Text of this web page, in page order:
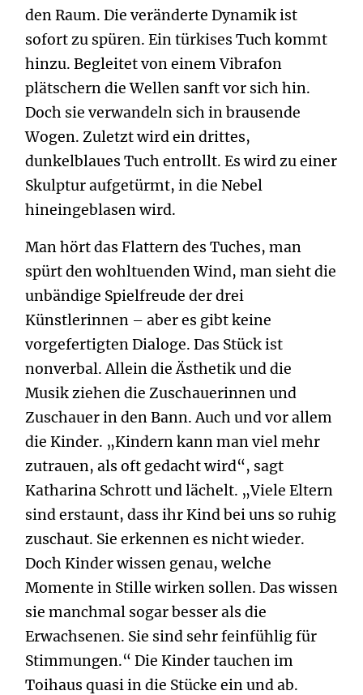
den Raum. Die veränderte Dynamik ist
sofort zu spüren. Ein türkises Tuch kommt
hinzu. Begleitet von einem Vibrafon
plätschern die Wellen sanft vor sich hin.
Doch sie verwandeln sich in brausende
Wogen. Zuletzt wird ein drittes,
dunkelblaues Tuch entrollt. Es wird zu einer
Skulptur aufgetürmt, in die Nebel
hineingeblasen wird.
Man hört das Flattern des Tuches, man
spürt den wohltuenden Wind, man sieht die
unbändige Spielfreude der drei
Künstlerinnen – aber es gibt keine
vorgefertigten Dialoge. Das Stück ist
nonverbal. Allein die Ästhetik und die
Musik ziehen die Zuschauerinnen und
Zuschauer in den Bann. Auch und vor allem
die Kinder. „Kindern kann man viel mehr
zutrauen, als oft gedacht wird“, sagt
Katharina Schrott und lächelt. „Viele Eltern
sind erstaunt, dass ihr Kind bei uns so ruhig
zuschaut. Sie erkennen es nicht wieder.
Doch Kinder wissen genau, welche
Momente in Stille wirken sollen. Das wissen
sie manchmal sogar besser als die
Erwachsenen. Sie sind sehr feinfühlig für
Stimmungen.“ Die Kinder tauchen im
Toihaus quasi in die Stücke ein und ab.